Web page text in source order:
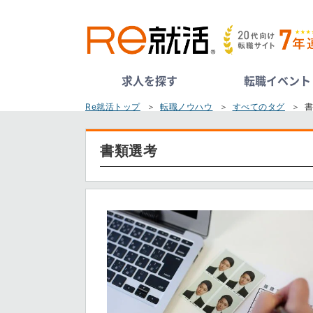
求人を探す 転職イベント
Re就活トップ 転職ノウハウ すべてのタグ
書類選考